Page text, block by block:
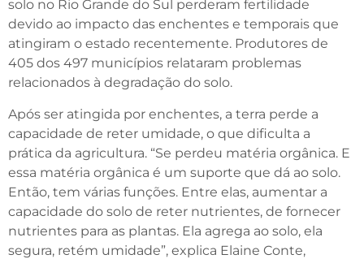
solo no Rio Grande do Sul perderam fertilidade
devido ao impacto das enchentes e temporais que
atingiram o estado recentemente. Produtores de
405 dos 497 municípios relataram problemas
relacionados à degradação do solo.
Após ser atingida por enchentes, a terra perde a
capacidade de reter umidade, o que dificulta a
prática da agricultura. “Se perdeu matéria orgânica. E
essa matéria orgânica é um suporte que dá ao solo.
Então, tem várias funções. Entre elas, aumentar a
capacidade do solo de reter nutrientes, de fornecer
nutrientes para as plantas. Ela agrega ao solo, ela
segura, retém umidade”, explica Elaine Conte,